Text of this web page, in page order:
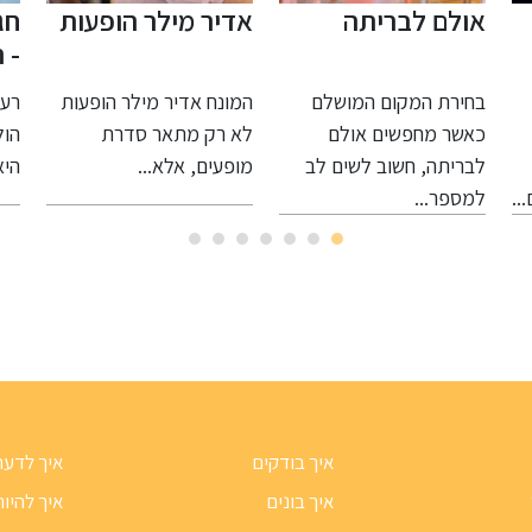
אדיר מילר הופעות
המונח אדיר מילר הופעות
לא רק מתאר סדרת
מופעים, אלא...
חגיגה בלתי נשכחת
רעיונות מיוחדים ליום
היא סיבה נהדרת...
איך בודקים
איך בונים
איך
איך